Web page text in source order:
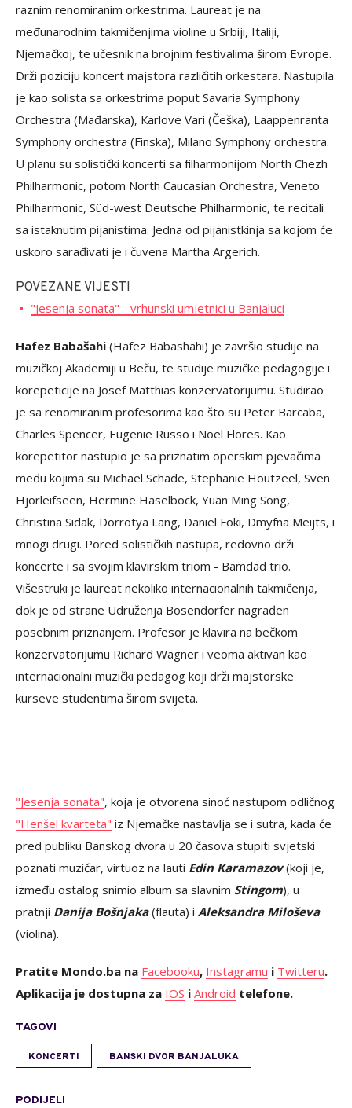
raznim renomiranim orkestrima. Laureat je na
međunarodnim takmičenjima violine u Srbiji, Italiji,
Njemačkoj, te učesnik na brojnim festivalima širom Evrope.
Drži poziciju koncert majstora različitih orkestara. Nastupila
je kao solista sa orkestrima poput Savaria Symphony
Orchestra (Mađarska), Кarlove Vari (Češka), Laappenranta
Symphony orchestra (Finska), Milano Symphony orchestra.
U planu su solistički koncerti sa filharmonijom North Chezh
Philharmonic, potom North Caucasian Orchestra, Veneto
Philharmonic, Süd-west Deutsche Philharmonic, te recitali
sa istaknutim pijanistima. Jedna od pijanistkinja sa kojom će
uskoro sarađivati je i čuvena Martha Argerich.
POVEZANE VIJESTI
"Jesenja sonata" - vrhunski umjetnici u Banjaluci
Hafez Babašahi (Hafez Babashahi) je završio studije na
muzičkoj Akademiji u Beču, te studije muzičke pedagogije i
korepeticije na Josef Matthias konzervatorijumu. Studirao
je sa renomiranim profesorima kao što su Peter Barcaba,
Charles Spencer, Eugenie Russo i Noel Flores. Кao
korepetitor nastupio je sa priznatim operskim pjevačima
među kojima su Michael Schade, Stephanie Houtzeel, Sven
Hjörleifseen, Hermine Haselbock, Yuan Ming Song,
Christina Sidak, Dorrotya Lang, Daniel Foki, Dmyfna Meijts, i
mnogi drugi. Pored solističkih nastupa, redovno drži
koncerte i sa svojim klavirskim triom - Bamdad trio.
Višestruki je laureat nekoliko internacionalnih takmičenja,
dok je od strane Udruženja Bösendorfer nagrađen
posebnim priznanjem. Profesor je klavira na bečkom
konzervatorijumu Richard Wagner i veoma aktivan kao
internacionalni muzički pedagog koji drži majstorske
kurseve studentima širom svijeta.
"Jesenja sonata", koja je otvorena sinoć nastupom odličnog
"Henšel kvarteta" iz Njemačke nastavlja se i sutra, kada će
pred publiku Banskog dvora u 20 časova stupiti svjetski
poznati muzičar, virtuoz na lauti Edin Karamazov(koji je,
između ostalog snimio album sa slavnim Stingom), u
pratnji Danija Bošnjaka(flauta) i Aleksandra Miloševa
(violina).
Pratite Mondo.ba na Facebooku, Instagramu i Twitteru.
Aplikacija je dostupna za IOS i Android telefone.
TAGOVI
KONCERTI BANSKI DVOR BANJALUKA
PODIJELI